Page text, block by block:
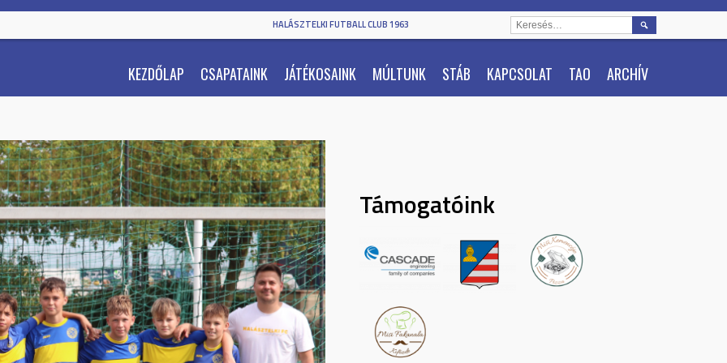
HALÁSZTELKI FUTBALL CLUB 1963
KEZDŐLAP CSAPATAINK JÁTÉKOSAINK MÚLTUNK STÁB KAPCSOLAT TAO ARCHÍV
KERESÉS:
Támogatóink